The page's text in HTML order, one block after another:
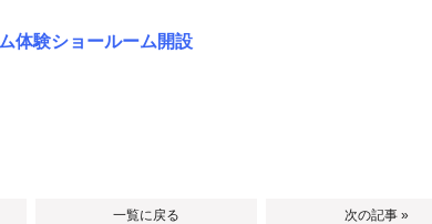
体験ショールーム開設
一覧に戻る 次の記事 »